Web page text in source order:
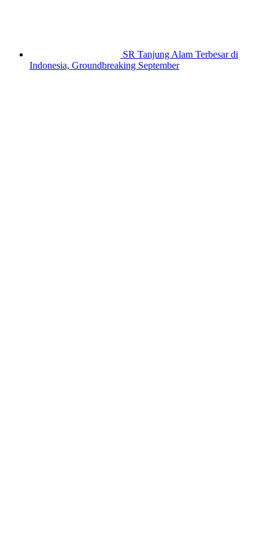
SR Tanjung Alam Terbesar di
Indonesia, Groundbreaking September